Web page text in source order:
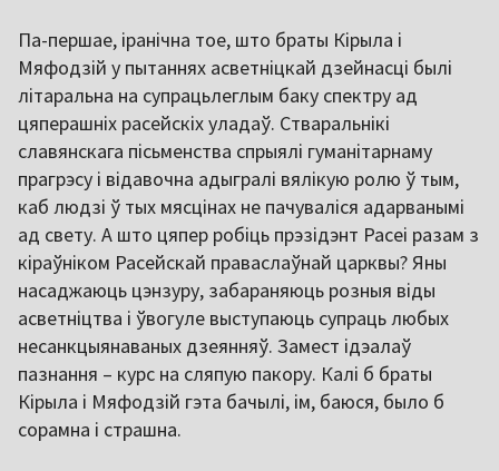
Па-першае, іранічна тое, што браты Кірыла і
Мяфодзій у пытаннях асветніцкай дзейнасці былі
літаральна на супрацьлеглым баку спектру ад
цяперашніх расейскіх уладаў. Стваральнікі
славянскага пісьменства спрыялі гуманітарнаму
прагрэсу і відавочна адыгралі вялікую ролю ў тым,
каб людзі ў тых мясцінах не пачуваліся адарванымі
ад свету. А што цяпер робіць прэзідэнт Расеі разам з
кіраўніком Расейскай праваслаўнай царквы? Яны
насаджаюць цэнзуру, забараняюць розныя віды
асветніцтва і ўвогуле выступаюць супраць любых
несанкцыянаваных дзеянняў. Замест ідэалаў
пазнання – курс на сляпую пакору. Калі б браты
Кірыла і Мяфодзій гэта бачылі, ім, баюся, было б
сорамна і страшна.